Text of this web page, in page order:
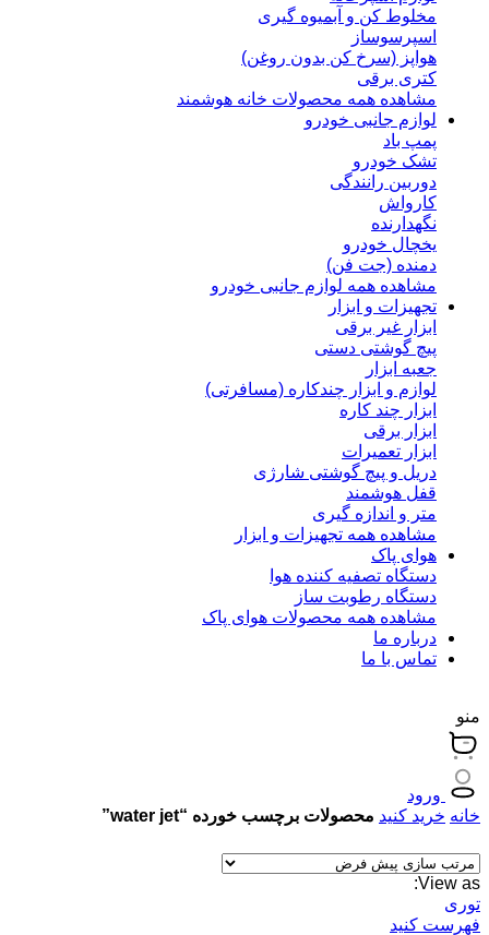
مخلوط کن و آبمیوه گیری
اسپرسوساز
هواپز (سرخ کن بدون روغن)
کتری برقی
مشاهده همه محصولات خانه هوشمند
لوازم جانبی خودرو
پمپ باد
تشک خودرو
دوربین رانندگی
کارواش
نگهدارنده
یخچال خودرو
دمنده (جت فن)
مشاهده همه لوازم جانبی خودرو
تجهیزات و ابزار
ابزار غیر برقی
پیچ گوشتی دستی
جعبه ابزار
لوازم و ابزار چندکاره (مسافرتی)
ابزار چند کاره
ابزار برقی
ابزار تعمیرات
دریل و پیچ گوشتی شارژی
قفل هوشمند
متر و اندازه گیری
مشاهده همه تجهیزات و ابزار
هوای پاک
دستگاه تصفیه کننده هوا
دستگاه رطوبت ساز
مشاهده همه محصولات هوای پاک
درباره ما
تماس با ما
منو
ورود
خانه خرید کنید محصولات برچسب خورده “water jet”
View as:
توری
فهرست کنید